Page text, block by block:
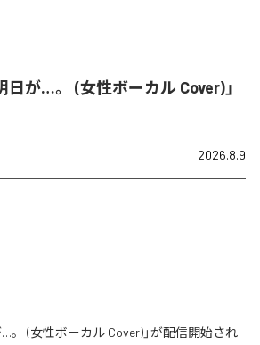
日が…。 (女性ボーカル Cover)」
2026.8.9
。 (女性ボーカル Cover)」が配信開始され